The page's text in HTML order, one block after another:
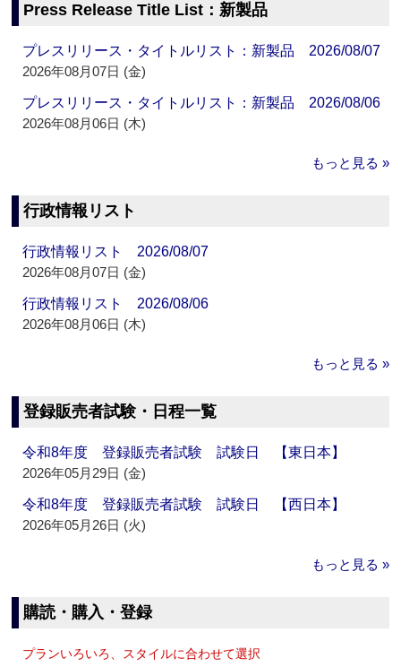
Press Release Title List：新製品
プレスリリース・タイトルリスト：新製品 2026/08/07
2026年08月07日 (金)
プレスリリース・タイトルリスト：新製品 2026/08/06
2026年08月06日 (木)
もっと見る »
行政情報リスト
行政情報リスト 2026/08/07
2026年08月07日 (金)
行政情報リスト 2026/08/06
2026年08月06日 (木)
もっと見る »
登録販売者試験・日程一覧
令和8年度 登録販売者試験 試験日 【東日本】
2026年05月29日 (金)
令和8年度 登録販売者試験 試験日 【西日本】
2026年05月26日 (火)
もっと見る »
購読・購入・登録
プランいろいろ、スタイルに合わせて選択